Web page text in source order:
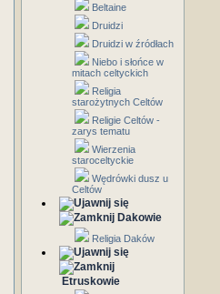
Beltaine
Druidzi
Druidzi w źródłach
Niebo i słońce w
mitach celtyckich
Religia
starożytnych Celtów
Religie Celtów -
zarys tematu
Wierzenia
staroceltyckie
Wędrówki dusz u
Celtów
Dakowie
Religia Daków
Etruskowie